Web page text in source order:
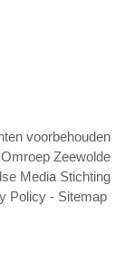
voorbehouden
Zeewolde
Media Stichting
Policy - Sitemap